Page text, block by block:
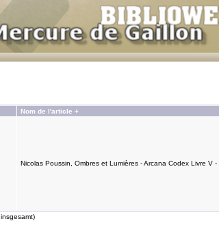
Nom de l'article +
Nicolas Poussin, Ombres et Lumières - Arcana Codex Livre V -
insgesamt)